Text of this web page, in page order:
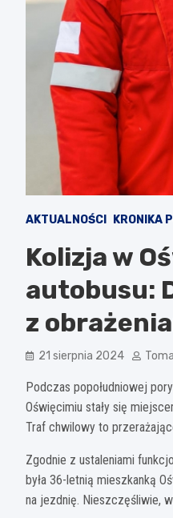
AKTUALNOŚCI KRONIKA
Kolizja w
autobusu:
z
21 sierpnia 2024
Podczas popołudniowej
Oświęcimiu stały się
Traf chwilowy to
Zgodnie z ustaleniami
była 36-letnią mieszkanką
na jezdnię. Nieszczęśliwie,